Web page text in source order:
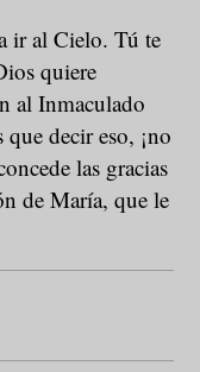
ir al Cielo. Tú te
quiere
al Inmaculado
decir eso, ¡no
las gracias
de María, que le